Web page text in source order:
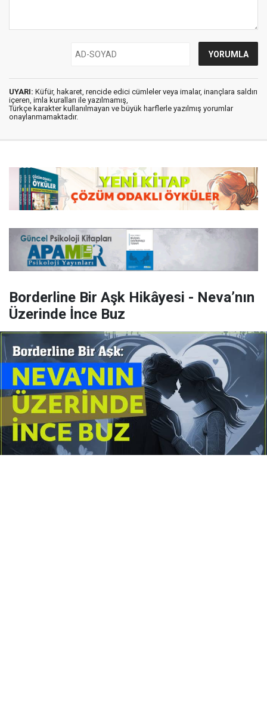
UYARI: Küfür, hakaret, rencide edici cümleler veya imalar, inançlara saldırı
içeren, imla kuralları ile yazılmamış,
Türkçe karakter kullanılmayan ve büyük harflerle yazılmış yorumlar
onaylanmamaktadır.
Borderline Bir Aşk Hikâyesi - Neva’nın
Üzerinde İnce Buz